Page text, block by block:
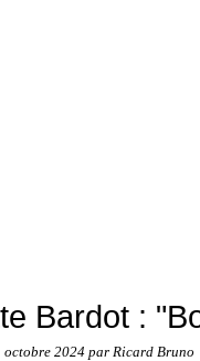
Bardot :
octobre 2024 par Ricard Bruno